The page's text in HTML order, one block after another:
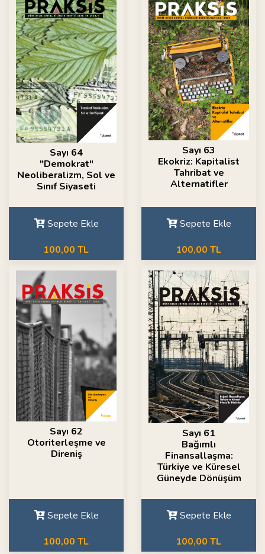
Sayı 64
"Demokrat"
Neoliberalizm, Sol ve
Sınıf Siyaseti
Sepete Ekle
100,00 TL
Sayı 63
Ekokriz: Kapitalist
Tahribat ve
Alternatifler
Sepete Ekle
100,00 TL
Sayı 62
Otoriterleşme ve
Direniş
Sepete Ekle
100,00 TL
Sayı 61
Bağımlı
Finansallaşma:
Türkiye ve Küresel
Güneyde Dönüşüm
Sepete Ekle
100,00 TL